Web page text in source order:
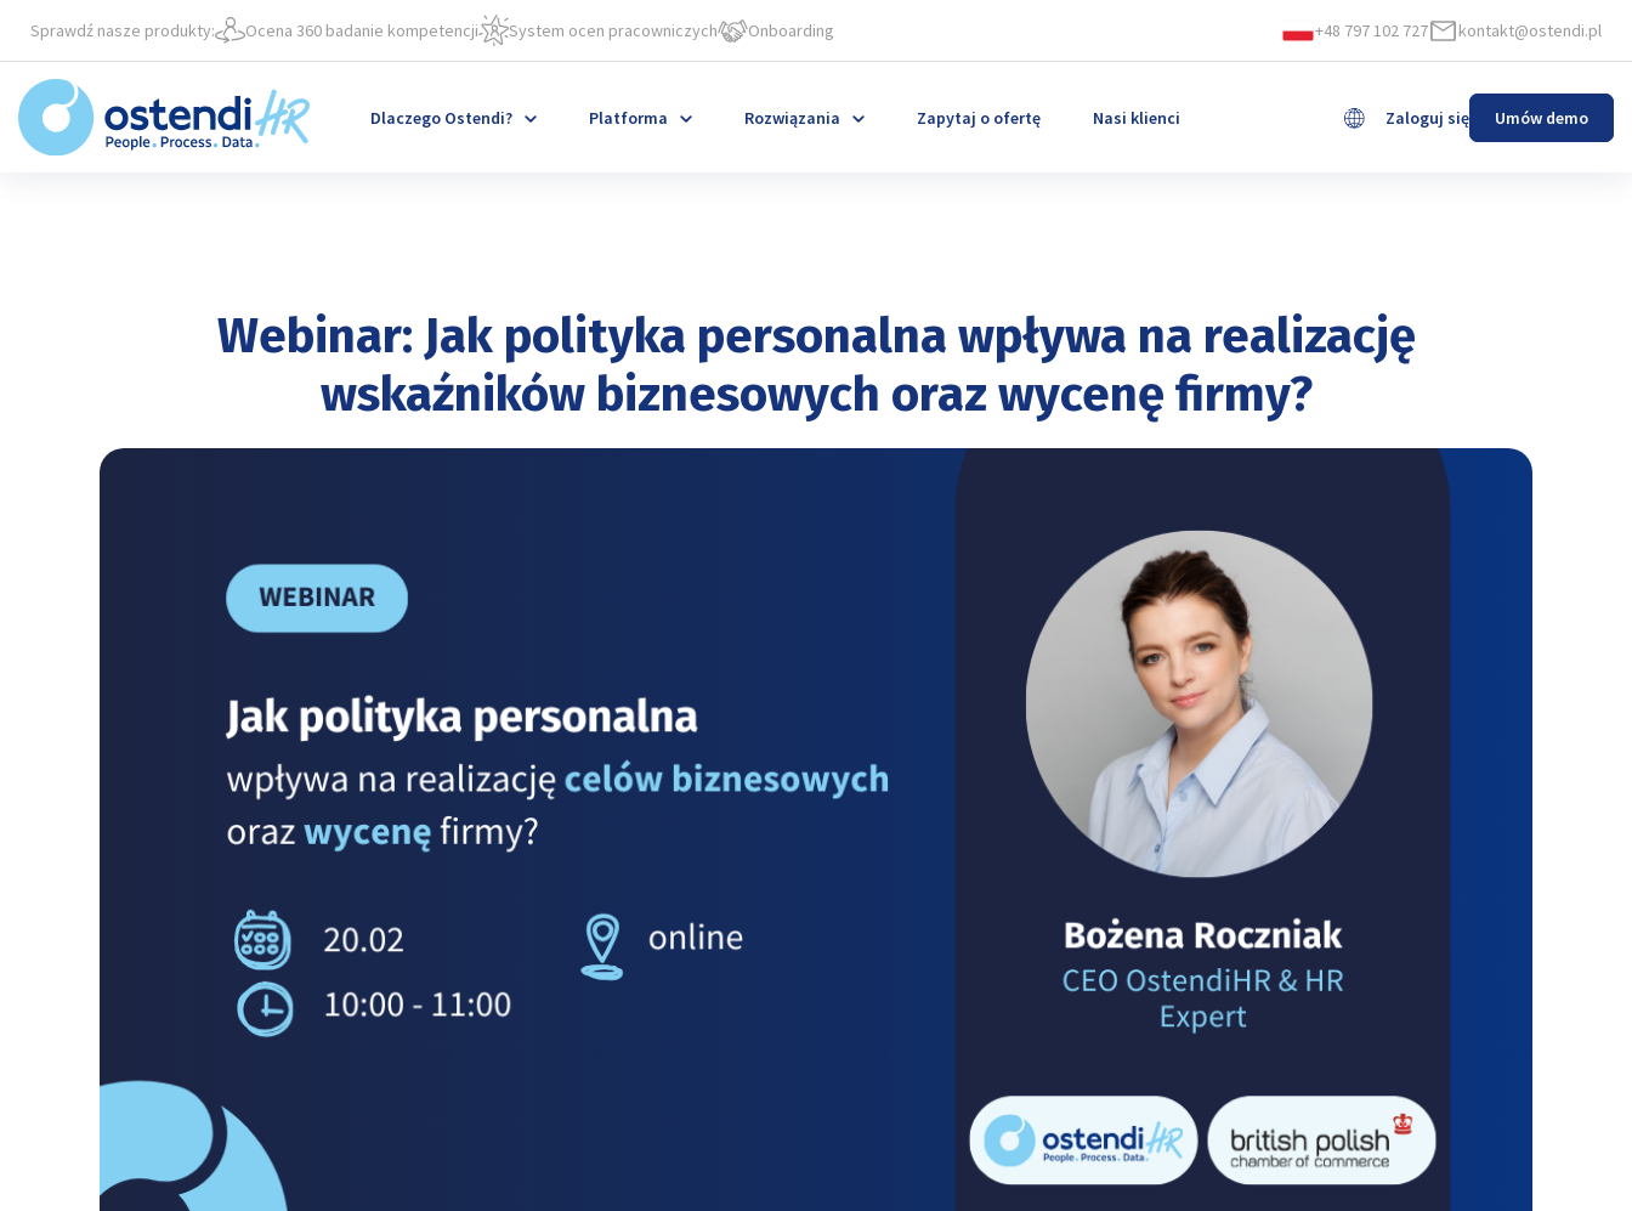
Sprawdź nasze produkty: Ocena 360 badanie kompetencji System ocen pracowniczych Onboarding +48 797 102 727 kontakt@ostendi.pl
Dlaczego Ostendi? Platforma Rozwiązania Zapytaj o ofertę Nasi klienci Zaloguj się Umów demo
Webinar: Jak polityka personalna wpływa na realizację
wskaźników biznesowych oraz wycenę firmy?